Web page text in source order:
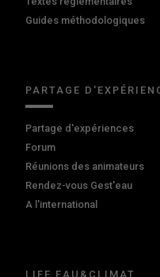
Guides méthodologiques
PARTAGE
Partage d'expériences
Forum
Réunions des animateurs
Rendez-vous Gest'eau
A l'international
LIFE EAU&CLIMAT